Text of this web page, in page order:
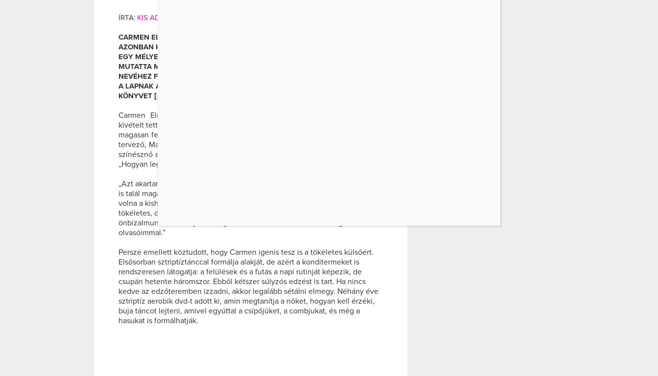
ÍRTA: KIS ADRIENN
CARMEN ELECTRA MÁR NEM MUTOGATJA MAGÁT ÚTON-ÚTFÉLEN, MOST
AZONBAN KIVÉTELT TETT A REGARD MAGAZINNAL. LENYŰGÖZŐ ALAKJÁT
EGY MÉLYEN DEKOLTÁLT, ÉS MAGASAN FELSLICCELT VÖRÖS RUHÁBAN
MUTATTA MEG. A KREÁCIÓ EGY LOS ANGELES-I TERVEZŐ, MARGI KENT
NEVÉHEZ FŰZŐDIK. A MAJDNEM 40 ÉVES EGYKORI MODELL ÉS SZÍNÉSZNŐ
A LAPNAK ADOTT INTERJÚJÁBAN ARRÓL IS BESZÉLT, HOGY MIÉRT ÍRT
KÖNYVET […]
Carmen Electra már nem mutogatja magát úton-útfélen, most azonban
kivételt tett a Regard magazinnal. Lenyűgöző alakját egy mélyen dekoltált, és
magasan felsliccelt vörös ruhában mutatta meg. A kreáció egy Los Angeles-i
tervező, Margi Kent nevéhez fűződik. A majdnem 40 éves egykori modell és
színésznő a lapnak adott interjújában arról is beszélt, hogy miért írt könyvet
„Hogyan legyél szexi” címmel.
„Azt akartam megmutatni, hogy még egy modell, film- vagy éppen rocksztár
is talál magán olyasmit, ami nem tetszik neki, amivel elégedetlen. Szerettem
volna a kishitű nőknek segíteni. Meg kell ugyanis tanulnunk, hogy senki sem
tökéletes, de el kell fogadnunk a hibáinkat, és megerősíteni az
önbizalmunkat. A könyvben haj, smink és stílus tanácsokat is megosztok az
olvasóimmal.”
Persze emellett köztudott, hogy Carmen igenis tesz is a tökéletes külsőért.
Elsősorban sztriptíztánccal formálja alakját, de azért a konditermeket is
rendszeresen látogatja: a felülések és a futás a napi rutinját képezik, de
csupán hetente háromszor. Ebből kétszer súlyzós edzést is tart. Ha nincs
kedve az edzőteremben izzadni, akkor legalább sétálni elmegy. Néhány éve
sztriptíz aerobik dvd-t adott ki, amin megtanítja a nőket, hogyan kell érzéki,
buja táncot lejteni, amivel egyúttal a csípőjüket, a combjukat, és még a
hasukat is formálhatják.